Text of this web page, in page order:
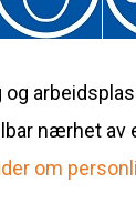
og
nærhet av
om